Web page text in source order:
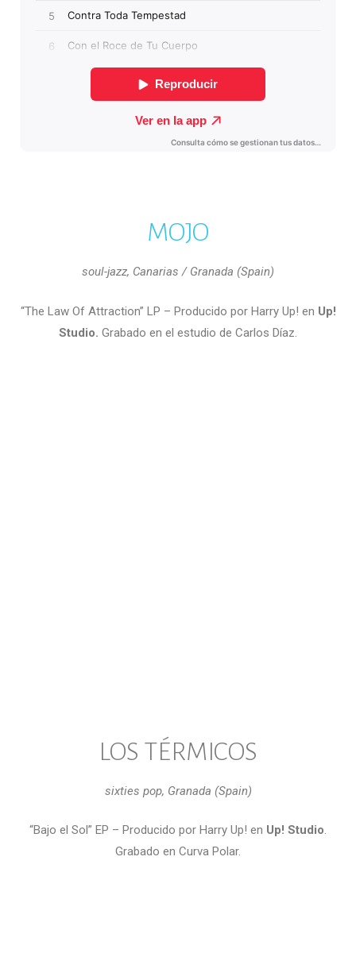
MOJO
soul-jazz, Canarias / Granada (Spain)
“The Law Of Attraction” LP – Producido por Harry Up! en Up!
Studio. Grabado en el estudio de Carlos Díaz.
LOS TÉRMICOS
sixties pop, Granada (Spain)
“Bajo el Sol” EP – Producido por Harry Up! en Up! Studio.
Grabado en Curva Polar.